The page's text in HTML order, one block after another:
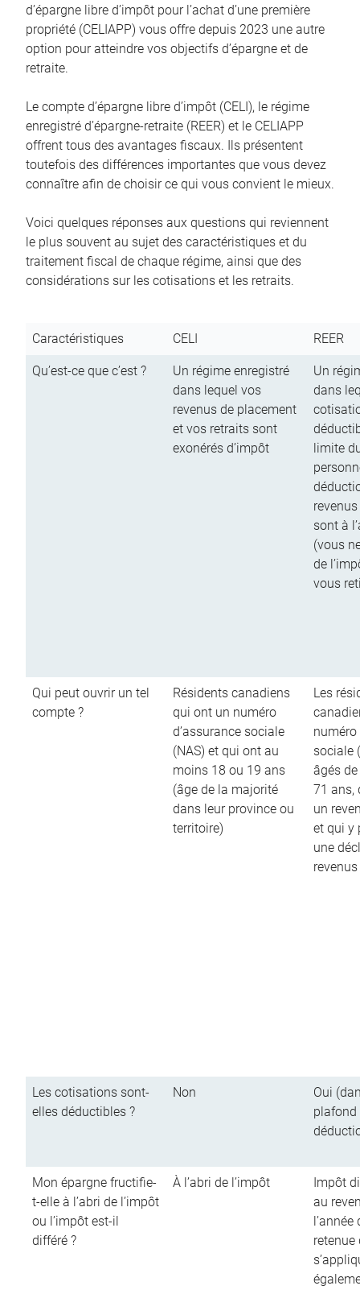
d’épargne libre d’impôt pour l’achat d’une première
propriété (CELIAPP) vous offre depuis 2023 une autre
option pour atteindre vos objectifs d’épargne et de
retraite.
Le compte d’épargne libre d’impôt (CELI), le régime
enregistré d’épargne-retraite (REER) et le CELIAPP
offrent tous des avantages fiscaux. Ils présentent
toutefois des différences importantes que vous devez
connaître afin de choisir ce qui vous convient le mieux.
Voici quelques réponses aux questions qui reviennent
le plus souvent au sujet des caractéristiques et du
traitement fiscal de chaque régime, ainsi que des
considérations sur les cotisations et les retraits.
Caractéristiques CELI REER
Qu’est-ce que c’est ?
Un régime enregistré
dans lequel vos
revenus de placement
et vos retraits sont
exonérés d’impôt
Un
dans
limite
sont à
(vous
de
vous
Qui peut ouvrir un tel
compte ?
Résidents canadiens
qui ont un numéro
d’assurance sociale
(NAS) et qui ont au
moins 18 ou 19 ans
(âge de la majorité
dans leur province ou
territoire)
Les
numéro
sociale
âgés
71 ans,
un
et qui y
une
revenus
Les cotisations sont-
elles déductibles ?
Non
Oui
plafond
Mon épargne fructifie-
t-elle à l’abri de l’impôt
ou l’impôt est-il
différé ?
À l’abri de l’impôt
Impôt
au
retenue